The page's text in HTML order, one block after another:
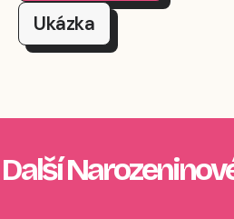
Ukázka
Další